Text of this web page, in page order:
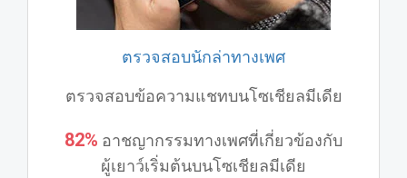
ตรวจสอบนักล่าทางเพศ
ตรวจสอบข้อความแชทบนโซเชียลมีเดีย
82% อาชญากรรมทางเพศที่เกี่ยวข้องกับ
ผู้เยาว์เริ่มต้นบนโซเชียลมีเดีย